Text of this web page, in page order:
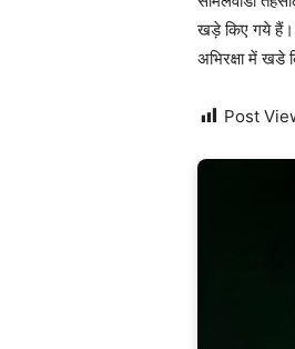
खड़े किए गये हैं।
अभिरक्षा में खडे
Post